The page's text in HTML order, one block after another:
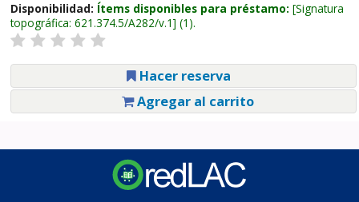
Disponibilidad: Ítems disponibles para préstamo: Signatura
topográfica: 621.374.5/A282/v.1 (1).
Hacer reserva
Agregar al carrito